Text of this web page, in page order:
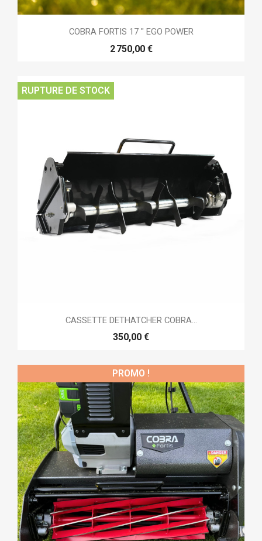
COBRA FORTIS 17 " EGO POWER
2 750,00 €
CASSETTE DETHATCHER COBRA...
350,00 €
RUPTURE DE STOCK
PROMO !